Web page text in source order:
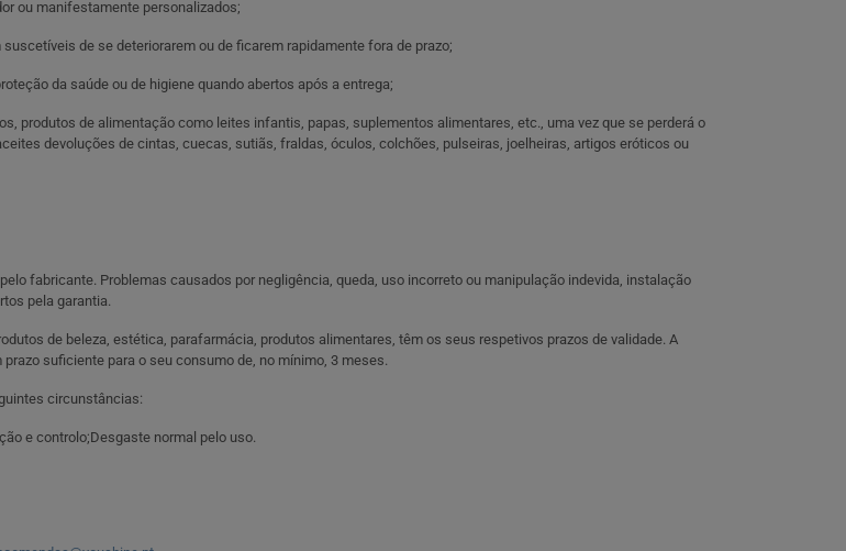
ou manifestamente personalizados;
de se deteriorarem ou de ficarem rapidamente fora de prazo;
da saúde ou de higiene quando abertos após a entrega;
produtos de alimentação como leites infantis, papas, suplementos alimentares, etc., uma vez que se perderá o
devoluções de cintas, cuecas, sutiãs, fraldas, óculos, colchões, pulseiras, joelheiras, artigos eróticos ou
fabricante. Problemas causados por negligência, queda, uso incorreto ou manipulação indevida, instalação
pela garantia.
de beleza, estética, parafarmácia, produtos alimentares, têm os seus respetivos prazos de validade. A
suficiente para o seu consumo de, no mínimo, 3 meses.
circunstâncias:
e controlo;Desgaste normal pelo uso.